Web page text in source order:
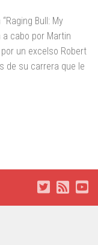
Bull: My
a cabo por Martin
un excelso Robert
de su carrera que le